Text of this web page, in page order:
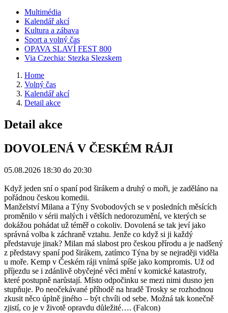
Multimédia
Kalendář akcí
Kultura a zábava
Sport a volný čas
OPAVA SLAVÍ FEST 800
Via Czechia: Stezka Slezskem
Home
Volný čas
Kalendář akcí
Detail akce
Detail akce
DOVOLENÁ V ČESKÉM RÁJI
05.08.2026 18:30 do 20:30
Když jeden sní o spaní pod širákem a druhý o moři, je zaděláno na
pořádnou českou komedii.
Manželství Milana a Týny Svobodových se v posledních měsících
proměnilo v sérii malých i větších nedorozumění, ve kterých se
dokážou pohádat už téměř o cokoliv. Dovolená se tak jeví jako
správná volba k záchraně vztahu. Jenže co když si ji každý
představuje jinak? Milan má slabost pro českou přírodu a je nadšený
z představy spaní pod širákem, zatímco Týna by se nejraději viděla
u moře. Kemp v Českém ráji vnímá spíše jako kompromis. Už od
příjezdu se i zdánlivě obyčejné věci mění v komické katastrofy,
které postupně narůstají. Místo odpočinku se mezi nimi dusno jen
stupňuje. Po neočekávané příhodě na hradě Trosky se rozhodnou
zkusit něco úplně jiného – být chvíli od sebe. Možná tak konečně
zjistí, co je v životě opravdu důležité…. (Falcon)